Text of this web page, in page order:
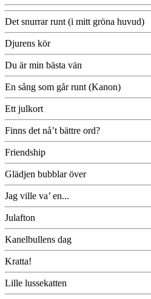
Det snurrar runt (i mitt gröna huvud)
Djurens kör
Du är min bästa vän
En sång som går runt (Kanon)
Ett julkort
Finns det nå’t bättre ord?
Friendship
Glädjen bubblar över
Jag ville va’ en...
Julafton
Kanelbullens dag
Kratta!
Lille lussekatten